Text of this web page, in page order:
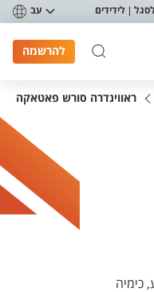
לידידים עב
להרשמה
ראווינדרה סורש פאטאקה
כימיה